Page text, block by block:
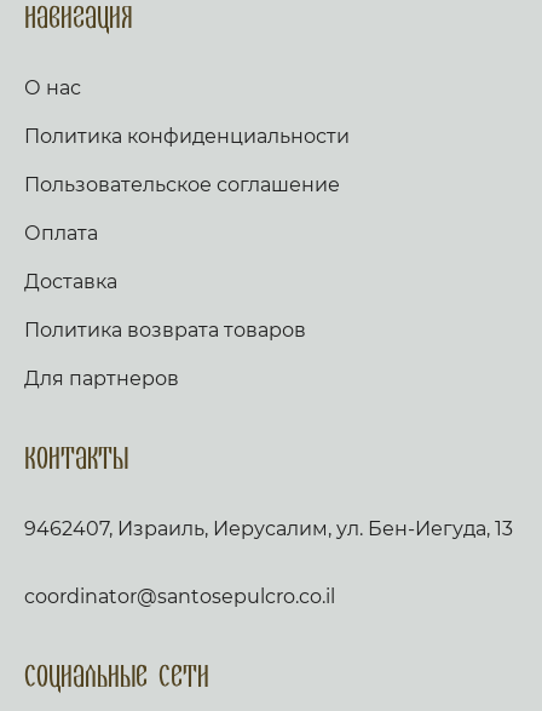
Навигация
О нас
Политика конфиденциальности
Пользовательское соглашение
Оплата
Доставка
Политика возврата товаров
Для партнеров
Контакты
9462407, Израиль, Иерусалим, ул. Бен-Иегуда, 13
coordinator@santosepulcro.co.il
Социальные сети